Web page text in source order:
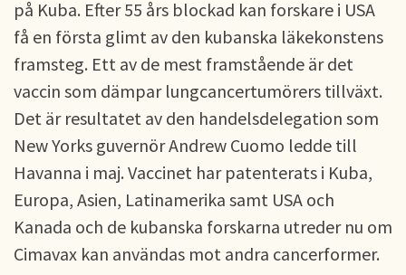
på Kuba. Efter 55 års blockad kan forskare i USA
få en första glimt av den kubanska läkekonstens
framsteg. Ett av de mest framstående är det
vaccin som dämpar lungcancertumörers tillväxt.
Det är resultatet av den handelsdelegation som
New Yorks guvernör Andrew Cuomo ledde till
Havanna i maj. Vaccinet har patenterats i Kuba,
Europa, Asien, Latinamerika samt USA och
Kanada och de kubanska forskarna utreder nu om
Cimavax kan användas mot andra cancerformer.